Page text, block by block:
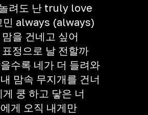
려도 난 truly love
민 always (always)
맘을 건네고 싶어
정으로 날 전할까
수록 네가 더 들려와
맘속 무지개를 건너
게 쿵 하고 닿은 너
게 오직 내게만